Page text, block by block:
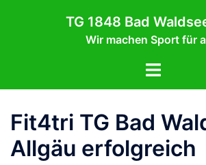
TG 1848 Bad
Wir machen Sport für
Menü
Fit4tri TG Bad
Allgäu erfolgreich